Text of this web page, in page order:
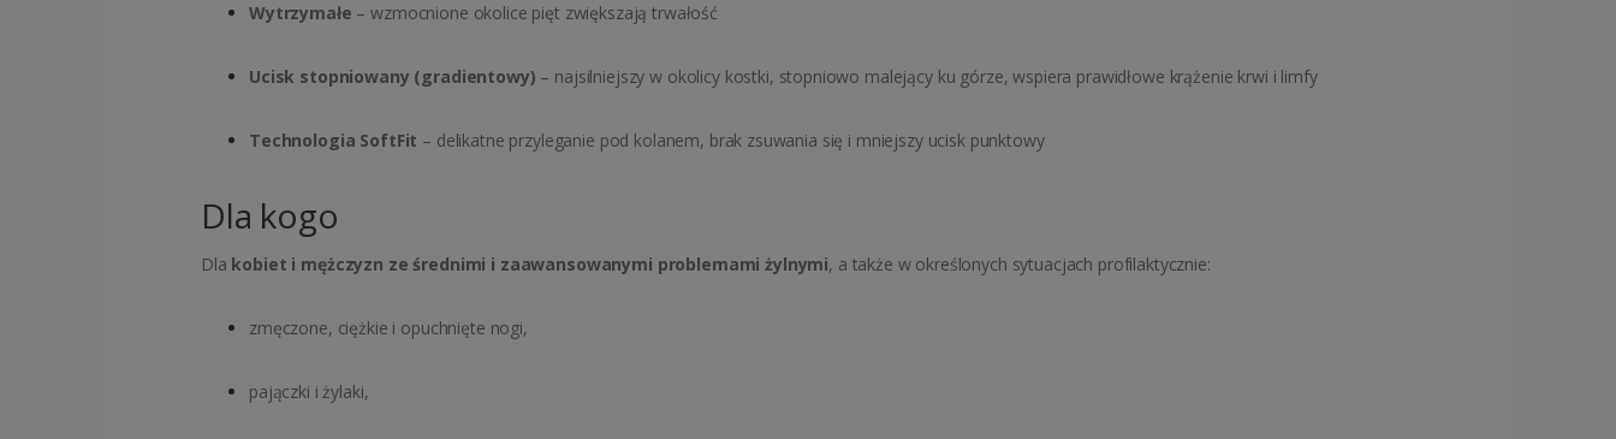
Wytrzymałe – wzmocnione okolice pięt zwiększają trwałość
Ucisk stopniowany (gradientowy) – najsilniejszy w okolicy kostki, stopniowo malejący ku górze, wspiera prawidłowe krążenie krwi i limfy
Technologia SoftFit – delikatne przyleganie pod kolanem, brak zsuwania się i mniejszy ucisk punktowy
Dla kogo
Dla kobiet i mężczyzn ze średnimi i zaawansowanymi problemami żylnymi, a także w określonych sytuacjach profilaktycznie:
zmęczone, ciężkie i opuchnięte nogi,
pajączki i żylaki,